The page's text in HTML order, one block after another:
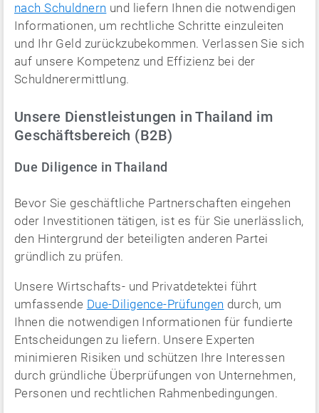
nach Schuldnern und liefern Ihnen die notwendigen
Informationen, um rechtliche Schritte einzuleiten
und Ihr Geld zurückzubekommen. Verlassen Sie sich
auf unsere Kompetenz und Effizienz bei der
Schuldnerermittlung.
Unsere Dienstleistungen in Thailand im
Geschäftsbereich (B2B)
Due Diligence in Thailand
Bevor Sie geschäftliche Partnerschaften eingehen
oder Investitionen tätigen, ist es für Sie unerlässlich,
den Hintergrund der beteiligten anderen Partei
gründlich zu prüfen.
Unsere Wirtschafts- und Privatdetektei führt
umfassende Due-Diligence-Prüfungen durch, um
Ihnen die notwendigen Informationen für fundierte
Entscheidungen zu liefern. Unsere Experten
minimieren Risiken und schützen Ihre Interessen
durch gründliche Überprüfungen von Unternehmen,
Personen und rechtlichen Rahmenbedingungen.